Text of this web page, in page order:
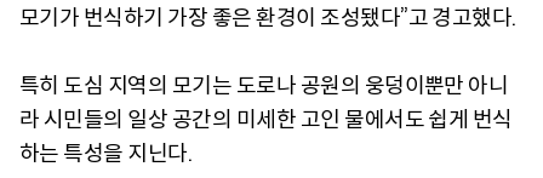
모기가 번식하기 가장 좋은 환경이 조성됐다”고 경고했다.
특히 도심 지역의 모기는 도로나 공원의 웅덩이뿐만 아니
라 시민들의 일상 공간의 미세한 고인 물에서도 쉽게 번식
하는 특성을 지닌다.